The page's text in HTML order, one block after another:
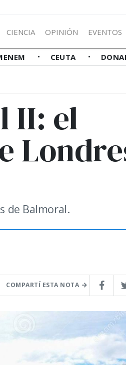
CIENCIA OPINIÓN EVENTOS
CEUTA
II: el
de Balmoral.
COMPARTÍ ESTA NOTA